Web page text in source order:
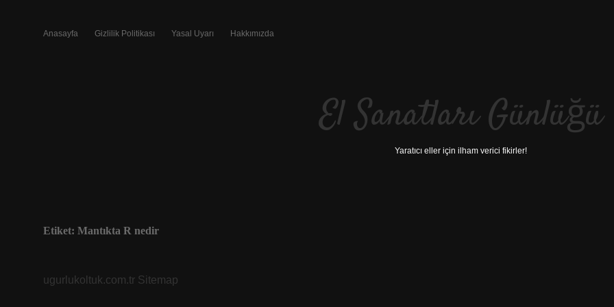
Anasayfa Gizlilik Politikası Yasal Uyarı Hakkımızda
El Sanatları Günlüğü
Yaratıcı eller için ilham verici fikirler!
Etiket: Mantıkta R nedir
ugurlukoltuk.com.tr Sitemap